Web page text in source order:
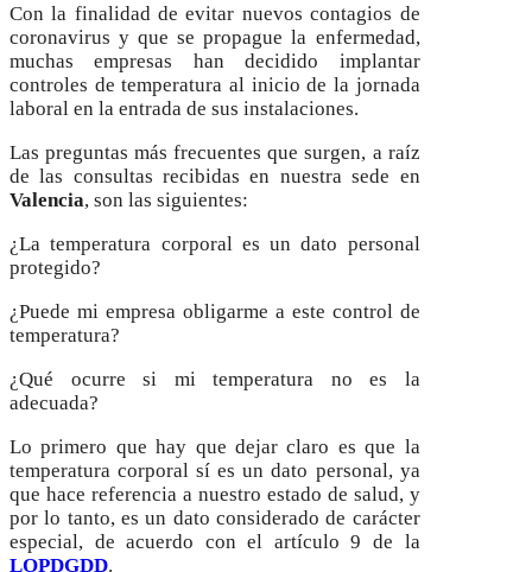
Con la finalidad de evitar nuevos contagios de
coronavirus y que se propague la enfermedad,
muchas empresas han decidido implantar
controles de temperatura al inicio de la jornada
laboral en la entrada de sus instalaciones.
Las preguntas más frecuentes que surgen, a raíz
de las consultas recibidas en nuestra sede en
Valencia, son las siguientes:
¿La temperatura corporal es un dato personal
protegido?
¿Puede mi empresa obligarme a este control de
temperatura?
¿Qué ocurre si mi temperatura no es la
adecuada?
Lo primero que hay que dejar claro es que la
temperatura corporal sí es un dato personal, ya
que hace referencia a nuestro estado de salud, y
por lo tanto, es un dato considerado de carácter
especial, de acuerdo con el artículo 9 de la
LOPDGDD.